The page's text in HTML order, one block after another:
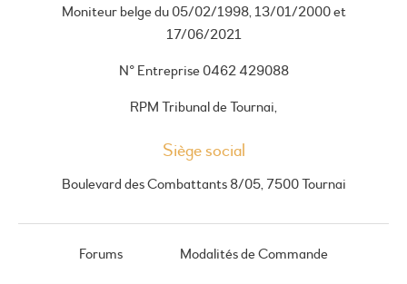
Moniteur belge du 05/02/1998, 13/01/2000 et
17/06/2021
N° Entreprise 0462 429088
RPM Tribunal de Tournai,
Siège social
Boulevard des Combattants 8/05, 7500 Tournai
Forums Modalités de Commande